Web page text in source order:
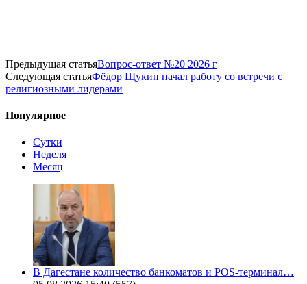
Предыдущая статьяВопрос-ответ №20 2026 г
Следующая статьяФёдор Щукин начал работу со встречи с
религиозными лидерами
Популярное
Сутки
Неделя
Месяц
В Дагестане количество банкоматов и POS-терминал…